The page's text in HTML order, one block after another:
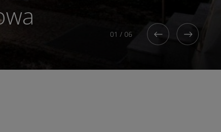
01 / 06